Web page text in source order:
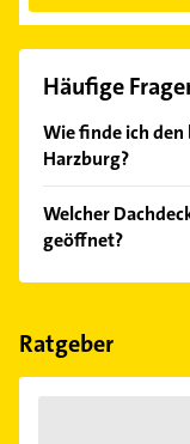
Häufige
Wie finde ich den
Harzburg?
Empfehlungen.
einfach nach
Welcher
geöffnet?
Im Anbieter-
Feiertagen
Ratgeber